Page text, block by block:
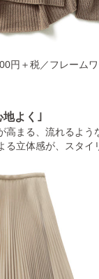
円＋税／フレーム
地よく｣
高まる、流れるよう
る立体感が、スタイ